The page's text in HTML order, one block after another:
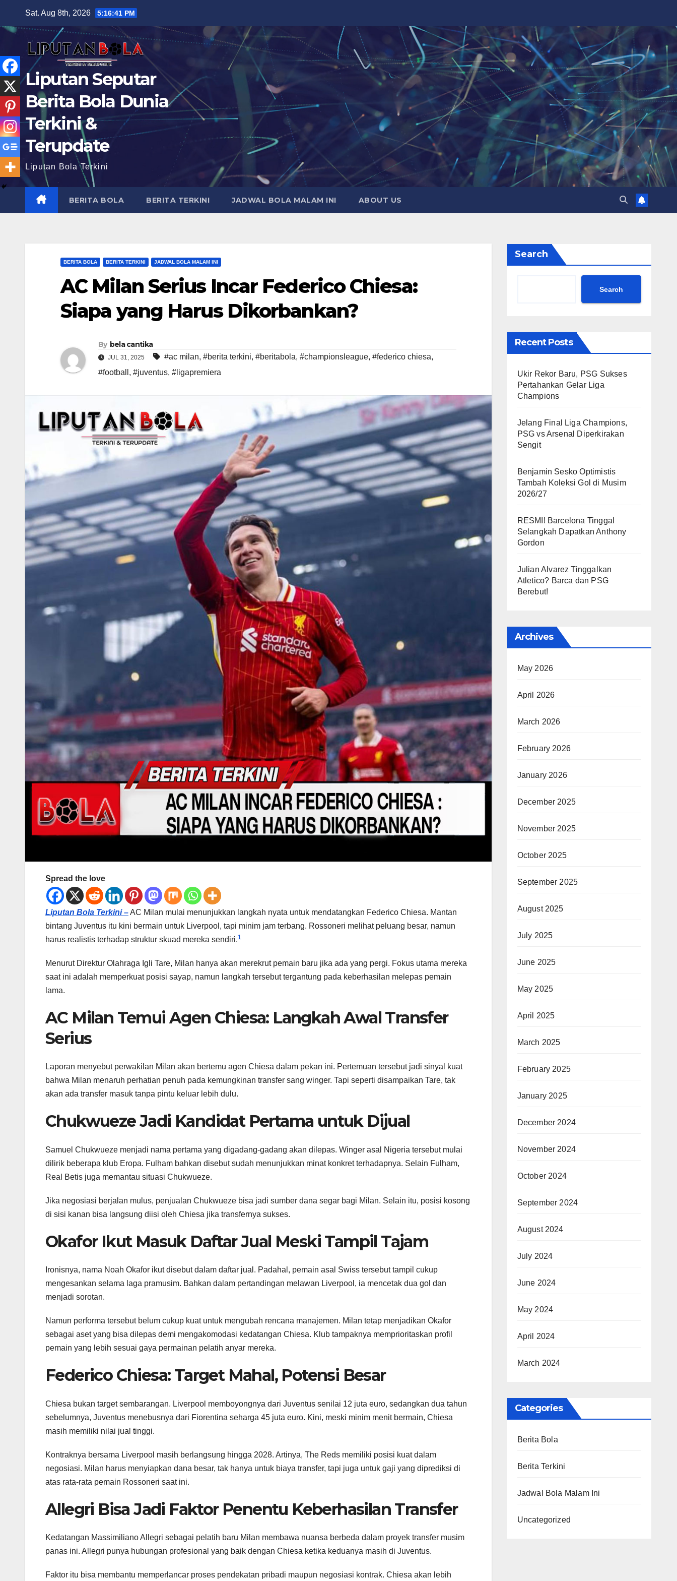
Sat. Aug 8th, 2026 5:16:43 PM
Liputan Seputar
Berita Bola Dunia
Terkini &
Terupdate
Liputan Bola Terkini
BERITA BOLA BERITA TERKINI JADWAL BOLA MALAM INI ABOUT US
BERITA BOLA BERITA TERKINI JADWAL BOLA MALAM INI
AC Milan Serius Incar Federico Chiesa:
Siapa yang Harus Dikorbankan?
By bela cantika
JUL 31, 2025 #ac milan, #berita terkini, #beritabola, #championsleague, #federico chiesa,
#football , #juventus, #ligapremiera
Spread the love
Liputan Bola Terkini –AC Milan mulai menunjukkan langkah nyata untuk mendatangkan Federico Chiesa. Mantan
bintang Juventus itu kini bermain untuk Liverpool, tapi minim jam terbang. Rossoneri melihat peluang besar, namun
harus realistis terhadap struktur skuad mereka sendiri.1
Menurut Direktur Olahraga Igli Tare, Milan hanya akan merekrut pemain baru jika ada yang pergi. Fokus utama mereka
saat ini adalah memperkuat posisi sayap, namun langkah tersebut tergantung pada keberhasilan melepas pemain
lama.
AC Milan Temui Agen Chiesa: Langkah Awal Transfer
Serius
Laporan menyebut perwakilan Milan akan bertemu agen Chiesa dalam pekan ini. Pertemuan tersebut jadi sinyal kuat
bahwa Milan menaruh perhatian penuh pada kemungkinan transfer sang winger. Tapi seperti disampaikan Tare, tak
akan ada transfer masuk tanpa pintu keluar lebih dulu.
Chukwueze Jadi Kandidat Pertama untuk Dijual
Samuel Chukwueze menjadi nama pertama yang digadang-gadang akan dilepas. Winger asal Nigeria tersebut mulai
dilirik beberapa klub Eropa. Fulham bahkan disebut sudah menunjukkan minat konkret terhadapnya. Selain Fulham,
Real Betis juga memantau situasi Chukwueze.
Jika negosiasi berjalan mulus, penjualan Chukwueze bisa jadi sumber dana segar bagi Milan. Selain itu, posisi kosong
di sisi kanan bisa langsung diisi oleh Chiesa jika transfernya sukses.
Okafor Ikut Masuk Daftar Jual Meski Tampil Tajam
Ironisnya, nama Noah Okafor ikut disebut dalam daftar jual. Padahal, pemain asal Swiss tersebut tampil cukup
mengesankan selama laga pramusim. Bahkan dalam pertandingan melawan Liverpool, ia mencetak dua gol dan
menjadi sorotan.
Namun performa tersebut belum cukup kuat untuk mengubah rencana manajemen. Milan tetap menjadikan Okafor
sebagai aset yang bisa dilepas demi mengakomodasi kedatangan Chiesa. Klub tampaknya memprioritaskan profil
pemain yang lebih sesuai gaya permainan pelatih anyar mereka.
Federico Chiesa: Target Mahal, Potensi Besar
Chiesa bukan target sembarangan. Liverpool memboyongnya dari Juventus senilai 12 juta euro, sedangkan dua tahun
sebelumnya, Juventus menebusnya dari Fiorentina seharga 45 juta euro. Kini, meski minim menit bermain, Chiesa
masih memiliki nilai jual tinggi.
Kontraknya bersama Liverpool masih berlangsung hingga 2028. Artinya, The Reds memiliki posisi kuat dalam
negosiasi. Milan harus menyiapkan dana besar, tak hanya untuk biaya transfer, tapi juga untuk gaji yang diprediksi di
atas rata-rata pemain Rossoneri saat ini.
Allegri Bisa Jadi Faktor Penentu Keberhasilan Transfer
Kedatangan Massimiliano Allegri sebagai pelatih baru Milan membawa nuansa berbeda dalam proyek transfer musim
panas ini. Allegri punya hubungan profesional yang baik dengan Chiesa ketika keduanya masih di Juventus.
Faktor itu bisa membantu memperlancar proses pendekatan pribadi maupun negosiasi kontrak. Chiesa akan lebih
Search
Search
Recent Posts
Ukir Rekor Baru, PSG Sukses
Pertahankan Gelar Liga
Champions
Jelang Final Liga Champions,
PSG vs Arsenal Diperkirakan
Sengit
Benjamin Sesko Optimistis
Tambah Koleksi Gol di Musim
2026/27
RESMI! Barcelona Tinggal
Selangkah Dapatkan Anthony
Gordon
Julian Alvarez Tinggalkan
Atletico? Barca dan PSG
Berebut!
Archives
May 2026
April 2026
March 2026
February 2026
January 2026
December 2025
November 2025
October 2025
September 2025
August 2025
July 2025
June 2025
May 2025
April 2025
March 2025
February 2025
January 2025
December 2024
November 2024
October 2024
September 2024
August 2024
July 2024
June 2024
May 2024
April 2024
March 2024
Categories
Berita Bola
Berita Terkini
Jadwal Bola Malam Ini
Uncategorized